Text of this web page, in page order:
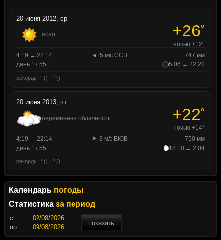
20 июня 2012, ср
ясно +26°
ночью +12°
4:19 → 22:14
5 м/с ССВ
747 мм
день 17:55
5:06 → 22:20
рекорды: ° () · ° ()
20 июня 2013, чт
переменная облачность +22°
ночью +14°
4:19 → 22:14
3 м/с ВЮВ
750 мм
день 17:55
18:10 → 2:04
рекорды: ° () · ° ()
Календарь погоды
Статистика за период
c
показать
по